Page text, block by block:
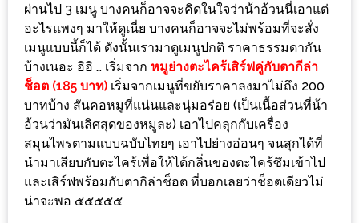
ข้าว
อะไร
เอ่ย
อร่อย
ที่สุด?
งาน
แฟร์
เรื่อง
บ้าน
ผ่านไป 3 เมนู บางคนก็อาจจะคิดในใจว่าน้าอ้วนนี่เอาแต่
อะไรแพงๆ มาให้ดูเนี่ย บางคนก็อาจจะไม่พร้อมที่จะสั่ง
เมนูแบบนี้ก็ได้ ดังนั้นเรามาดูเมนูปกติ ราคาธรรมดากัน
บ้างเนอะ อิอิ … เริ่มจาก หมูย่างตะไคร้เสิร์ฟคู่กับตากีล่า
ช็อต (185 บาท) เริ่มจากเมนูที่ขยับราคาลงมาไม่ถึง 200
บาทบ้าง สันคอหมูที่แน่นและนุ่มอร่อย (เป็นเนื้อส่วนที่น้า
อ้วนว่ามันเลิศสุดของหมูละ) เอาไปคลุกกับเครื่อง
สมุนไพรตามแบบฉบับไทยๆ เอาไปย่างอ่อนๆ จนสุกได้ที่
นำมาเสียบกับตะไคร้เพื่อให้ได้กลิ่นของตะไคร้ซึมเข้าไป
และเสิร์ฟพร้อมกับตากิล่าช็อต ที่บอกเลยว่าช็อตเดียวไม่
น่าจะพอ ๕๕๕๕๕